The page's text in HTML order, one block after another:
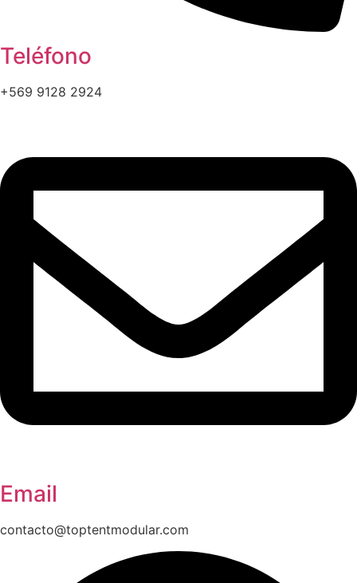
Teléfono
+569 9128 2924
Email
contacto@toptentmodular.com